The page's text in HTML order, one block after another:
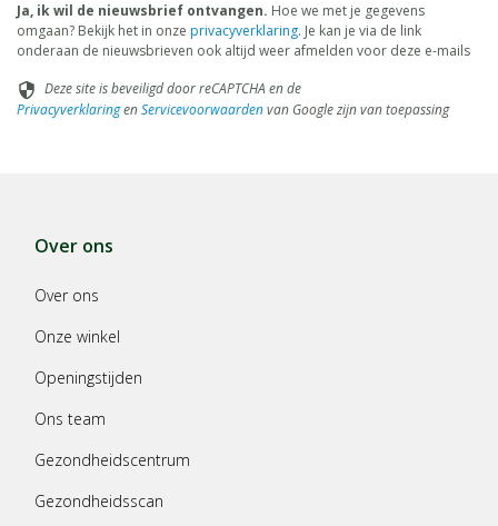
Ja, ik wil de nieuwsbrief ontvangen. Hoe we met je gegevens
omgaan? Bekijk het in onze privacyverklaring. Je kan je via de link
onderaan de nieuwsbrieven ook altijd weer afmelden voor deze e-mails
security Deze site is beveiligd door reCAPTCHA en de
PrivacyverklaringenServicevoorwaardenvan Google zijn van toepassing
Over ons
Over ons
Onze winkel
Openingstijden
Ons team
Gezondheidscentrum
Gezondheidsscan